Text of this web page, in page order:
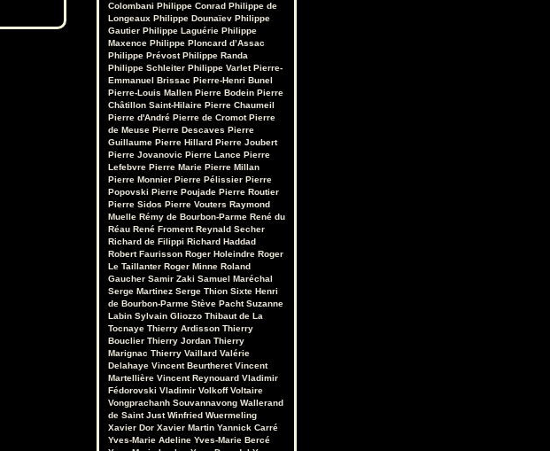
Colombani Philippe Conrad Philippe de
Longeaux Philippe Dounaïev Philippe
Gautier Philippe Laguérie Philippe
Maxence Philippe Ploncard d’Assac
Philippe Prévost Philippe Randa
Philippe Schleiter Philippe Varlet Pierre-
Emmanuel Brissac Pierre-Henri Bunel
Pierre-Louis Mallen Pierre Bodein Pierre
Châtillon Saint-Hilaire Pierre Chaumeil
Pierre d'André Pierre de Cromot Pierre
de Meuse Pierre Descaves Pierre
Guillaume Pierre Hillard Pierre Joubert
Pierre Jovanovic Pierre Lance Pierre
Lefebvre Pierre Marie Pierre Millan
Pierre Monnier Pierre Pélissier Pierre
Popovski Pierre Poujade Pierre Routier
Pierre Sidos Pierre Vouters Raymond
Muelle Rémy de Bourbon-Parme René du
Réau René Froment Reynald Secher
Richard de Filippi Richard Haddad
Robert Faurisson Roger Holeindre Roger
Le Taillanter Roger Minne Roland
Gaucher Samir Zaki Samuel Maréchal
Serge Martinez Serge Thion Sixte Henri
de Bourbon-Parme Stève Pacht Suzanne
Labin Sylvain Gliozzo Thibaut de La
Tocnaye Thierry Ardisson Thierry
Bouclier Thierry Jordan Thierry
Marignac Thierry Vaillard Valérie
Delahaye Vincent Beurtheret Vincent
Martellière Vincent Reynouard Vladimir
Fédorovski Vladimir Volkoff Voltaire
Vongprachanh Souvannavong Wallerand
de Saint Just Winfried Wuermeling
Xavier Dor Xavier Martin Yannick Carré
Yves-Marie Adeline Yves-Marie Bercé